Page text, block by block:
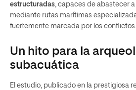
estructuradas , capaces de abastecer
mediante rutas marítimas
fuertemente marcada por los conflictos.
Un hito para la
subacuática
El estudio, publicado en la prestigiosa